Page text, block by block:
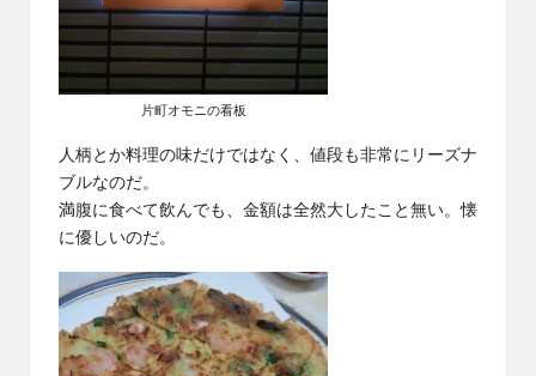
片町オモニの看板
人柄とか料理の味だけではなく、値段も非常にリーズナ
ブルなのだ。
満腹に食べて飲んでも、金額は全然大したこと無い。懐
に優しいのだ。